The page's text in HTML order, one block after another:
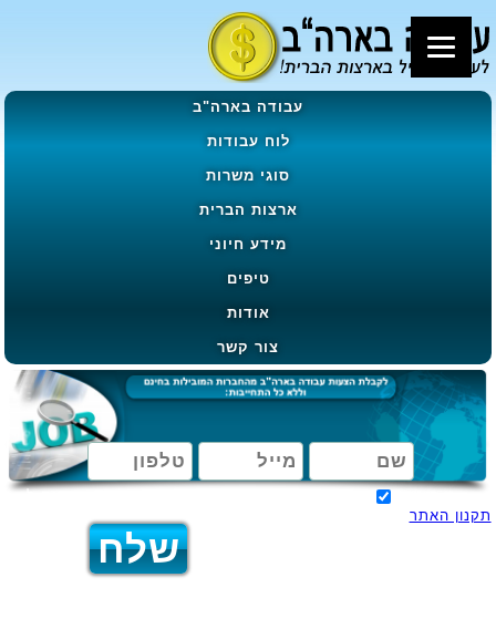
עבודה בארה"ב
לוח עבודות
סוגי משרות
ארצות הברית
מידע חיוני
טיפים
אודות
צור קשר
תקנון האתר